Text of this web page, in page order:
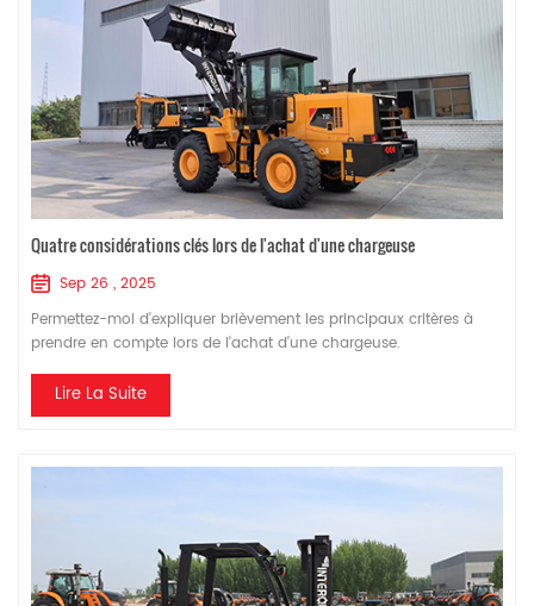
Quatre considérations clés lors de l'achat d'une chargeuse
Sep 26 , 2025
Permettez-moi d'expliquer brièvement les principaux critères à
prendre en compte lors de l'achat d'une chargeuse.
la capacité de charge nominale de la chargeuse en fonction de
la charge de travail. Cela signifie qu'elle ne doit être ni trop
inutile, tandis qu'une charge...
Lire La Suite